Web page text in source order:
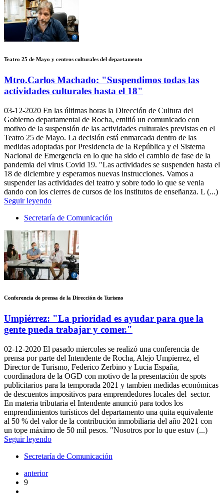
Teatro 25 de Mayo y centros culturales del departamento
Mtro.Carlos Machado: "Suspendimos todas las
actividades culturales hasta el 18"
03-12-2020 En las últimas horas la Dirección de Cultura del
Gobierno departamental de Rocha, emitió un comunicado con
motivo de la suspensión de las actividades culturales previstas en el
Teatro 25 de Mayo. La decisión está enmarcada dentro de las
medidas adoptadas por Presidencia de la República y el Sistema
Nacional de Emergencia en lo que ha sido el cambio de fase de la
pandemia del virus Covid 19. "Las actividades se suspenden hasta el
18 de diciembre y esperamos nuevas instrucciones. Vamos a
suspender las actividades del teatro y sobre todo lo que se venia
dando con los cierres de cursos de los institutos de enseñanza. L (...)
Seguir leyendo
Secretaría de Comunicación
Conferencia de prensa de la Dirección de Turismo
Umpiérrez: "La prioridad es ayudar para que la
gente pueda trabajar y comer."
02-12-2020 El pasado miercoles se realizó una conferencia de
prensa por parte del Intendente de Rocha, Alejo Umpierrez, el
Director de Turismo, Federico Zerbino y Lucia España,
coordinadora de la OGD con motivo de la presentación de spots
publicitarios para la temporada 2021 y tambien medidas económicas
de descuentos impositivos para emprendedores locales del sector.
En materia tributaria el Intendente anunció para todos los
emprendimientos turísticos del departamento una quita equivalente
al 50 % del valor de la contribución inmobiliaria del año 2021 con
un tope máximo de 50 mil pesos. "Nosotros por lo que estuv (...)
Seguir leyendo
Secretaría de Comunicación
anterior
9